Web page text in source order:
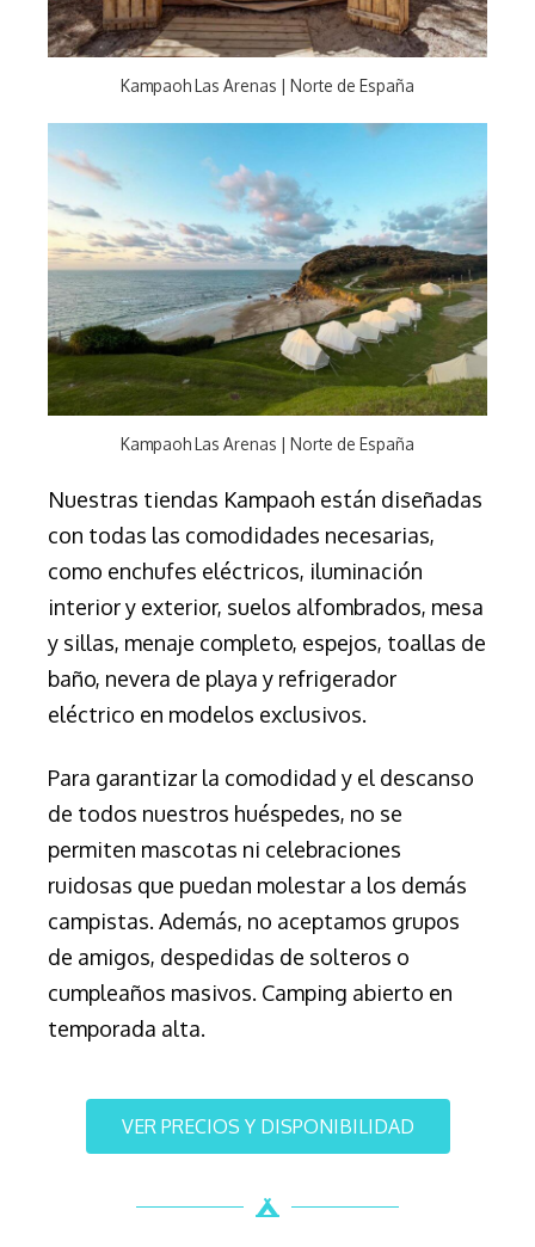
Kampaoh Las Arenas | Norte de España
Kampaoh Las Arenas | Norte de España
Nuestras tiendas Kampaoh están diseñadas
con todas las comodidades necesarias,
como enchufes eléctricos, iluminación
interior y exterior, suelos alfombrados, mesa
y sillas, menaje completo, espejos, toallas de
baño, nevera de playa y refrigerador
eléctrico en modelos exclusivos.
Para garantizar la comodidad y el descanso
de todos nuestros huéspedes, no se
permiten mascotas ni celebraciones
ruidosas que puedan molestar a los demás
campistas. Además, no aceptamos grupos
de amigos, despedidas de solteros o
cumpleaños masivos. Camping abierto en
temporada alta.
VER PRECIOS Y DISPONIBILIDAD